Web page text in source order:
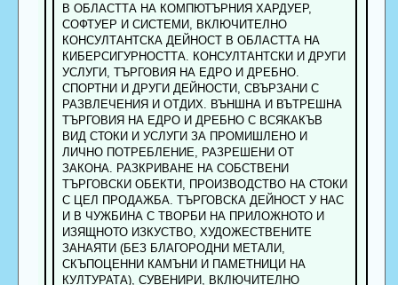
В ОБЛАСТТА НА КОМПЮТЪРНИЯ ХАРДУЕР,
СОФТУЕР И СИСТЕМИ, ВКЛЮЧИТЕЛНО
КОНСУЛТАНТСКА ДЕЙНОСТ В ОБЛАСТТА НА
КИБЕРСИГУРНОСТТА. КОНСУЛТАНТСКИ И ДРУГИ
УСЛУГИ, ТЪРГОВИЯ НА ЕДРО И ДРЕБНО.
СПОРТНИ И ДРУГИ ДЕЙНОСТИ, СВЪРЗАНИ С
РАЗВЛЕЧЕНИЯ И ОТДИХ. ВЪНШНА И ВЪТРЕШНА
ТЪРГОВИЯ НА ЕДРО И ДРЕБНО С ВСЯКАКЪВ
ВИД СТОКИ И УСЛУГИ ЗА ПРОМИШЛЕНО И
ЛИЧНО ПОТРЕБЛЕНИЕ, РАЗРЕШЕНИ ОТ
ЗАКОНА. РАЗКРИВАНЕ НА СОБСТВЕНИ
ТЪРГОВСКИ ОБЕКТИ, ПРОИЗВОДСТВО НА СТОКИ
С ЦЕЛ ПРОДАЖБА. ТЪРГОВСКА ДЕЙНОСТ У НАС
И В ЧУЖБИНА С ТВОРБИ НА ПРИЛОЖНОТО И
ИЗЯЩНОТО ИЗКУСТВО, ХУДОЖЕСТВЕНИТЕ
ЗАНАЯТИ (БЕЗ БЛАГОРОДНИ МЕТАЛИ,
СКЪПОЦЕННИ КАМЪНИ И ПАМЕТНИЦИ НА
КУЛТУРАТА), СУВЕНИРИ, ВКЛЮЧИТЕЛНО